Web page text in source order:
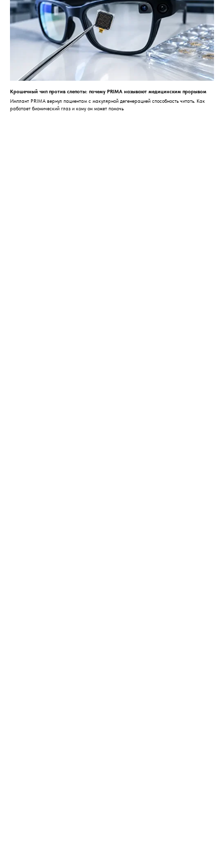
Крошечный чип против слепоты: почему PRIMA называют медицинским прорывом
Имплант PRIMA вернул пациентам с макулярной дегенерацией способность читать. Как
работает бионический глаз и кому он может помочь